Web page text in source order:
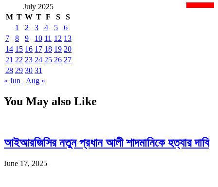
July 2025
M T W T F S
S
1
2 3 4 5
6
7
8 9 10 11 12 13
14 15 16 17 18 19 20
21 22 23 24 25 26 27
28 29 30 31
« Jun
Aug »
You May also Like
আইআরজিসির নতুন প্রধান আলী শাদমানিকে হত্যার দাবি
June 17, 2025